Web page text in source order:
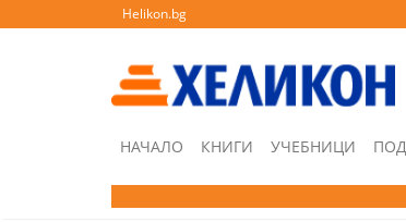
Helikon.bg
НАЧАЛО КНИГИ УЧЕБНИЦИ